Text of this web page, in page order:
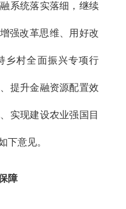
系统落实落细，继续
强改革思维、用好改
乡村全面振兴专项行
提升金融资源配置效
实现建设农业强国目
下意见。
障